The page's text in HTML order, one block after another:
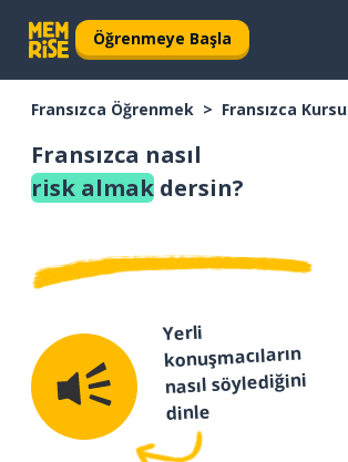
Öğrenmeye Başla
Fransızca Öğrenmek Fransızca Kursu
Fransızca nasıl
risk almak dersin?
Yerli
konuşmacıların
nasıl söylediğini
dinle